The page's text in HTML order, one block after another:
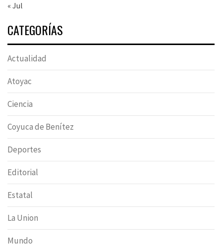
« Jul
CATEGORÍAS
Actualidad
Atoyac
Ciencia
Coyuca de Benítez
Deportes
Editorial
Estatal
La Union
Mundo